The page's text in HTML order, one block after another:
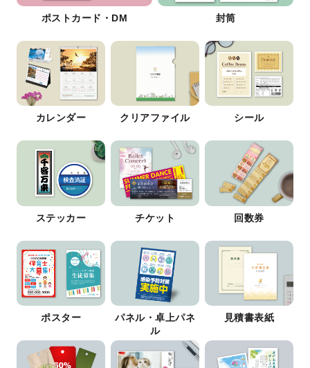
ポストカード・DM 封筒
カレンダー クリアファイル シール
ステッカー チケット 回数券
ポスター
パネル・卓上パネ
ル
見積書表紙